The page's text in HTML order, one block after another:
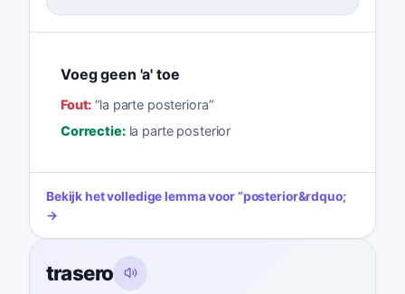
Voeg geen 'a' toe
Fout: “la parte posteriora”
Correctie: la parte posterior
Bekijk het volledige lemma voor“posterior&rdquo;
→
trasero